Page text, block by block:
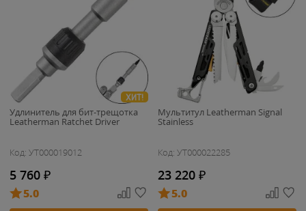
ХИТ!
Удлинитель для бит-трещотка
Leatherman Ratchet Driver
Код: УТ000019012
5 760 ₽
5.0
Мультитул Leatherman Signal
Stainless
Код: УТ000022285
23 220 ₽
5.0